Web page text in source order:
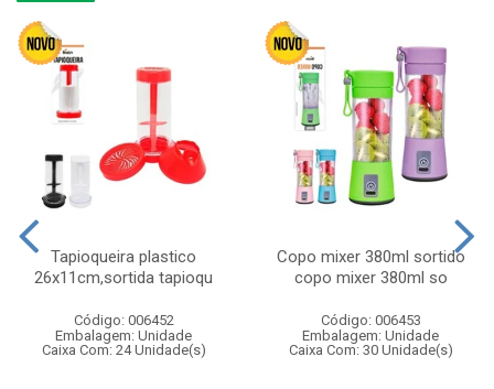
Tapioqueira plastico
26x11cm,sortida tapioqu
Código: 006452
Embalagem: Unidade
Caixa Com: 24 Unidade(s)
Copo mixer 380ml sortido
copo mixer 380ml so
Código: 006453
Embalagem: Unidade
Caixa Com: 30 Unidade(s)